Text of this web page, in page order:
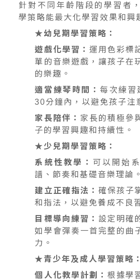
針對不同年齡階段的學習者
學策略能最大化學習效果和興
★幼兒期學習策略：
遊戲化學習： 運用色彩標
單的音樂遊戲，讓孩子在
的樂趣。
適當練琴時間：每次練習
30分鐘內，以避免孩子注
家長陪伴： 家長的積極參
子的學習興趣和持續性。
★少兒期學習策略：
系統性教學： 可以開始
譜、節奏和基礎音樂理論。
建立正確指法：確保孩子
和指法，以避免養成不良
目標導向練習： 設定明確
如學會彈奏一首完整的曲
力。
★青少年及成人學習策略：
個人化教學計劃：根據學